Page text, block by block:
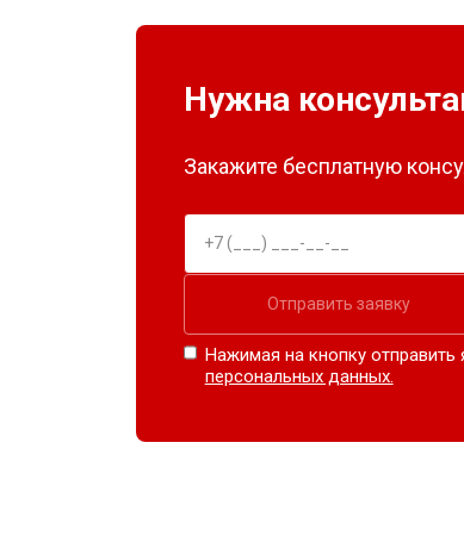
Нужна
Закажите бесплатную
Отправить заявку
Нажимая на кнопку
персональных данных.